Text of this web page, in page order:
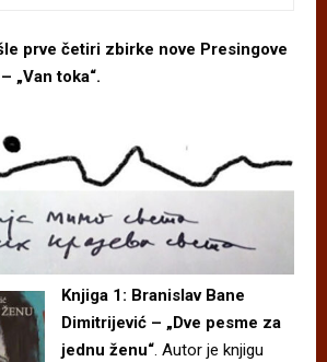
prve četiri zbirke nove Presingove
„Van toka“.
Knjiga 1: Branislav Bane
Dimitrijević – „Dve pesme za
jednu ženu“. Autor je knjigu